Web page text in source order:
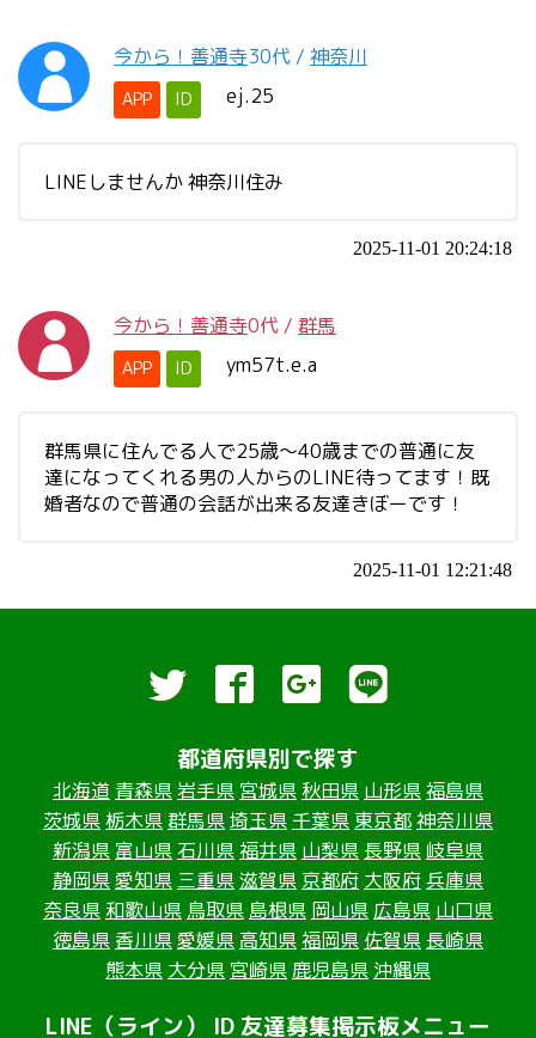
今から！善通寺30代 / 神奈川
APP ID ej.25
LINEしませんか 神奈川住み
2025-11-01 20:24:18
今から！善通寺0代 / 群馬
APP ID ym57t.e.a
群馬県に住んでる人で25歳～40歳までの普通に友
達になってくれる男の人からのLINE待ってます！既
婚者なので普通の会話が出来る友達きぼーです！
2025-11-01 12:21:48
都道府県別で探す
北海道 青森県岩手県 宮城県 秋田県 山形県福島県
茨城県栃木県群馬県埼玉県 千葉県 東京都神奈川県
新潟県 富山県 石川県福井県 山梨県長野県 岐阜県
静岡県愛知県 三重県滋賀県 京都府 大阪府兵庫県
奈良県 和歌山県 鳥取県 島根県 岡山県 広島県 山口県
徳島県 香川県愛媛県 高知県福岡県 佐賀県長崎県
熊本県 大分県 宮崎県 鹿児島県 沖縄県
LINE（ライン） ID 友達募集掲示板メニュー